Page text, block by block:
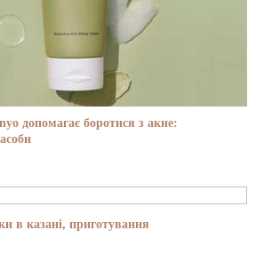
допомагає боротися з акне:
в казані, приготування